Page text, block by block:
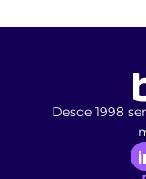
Desde 1998